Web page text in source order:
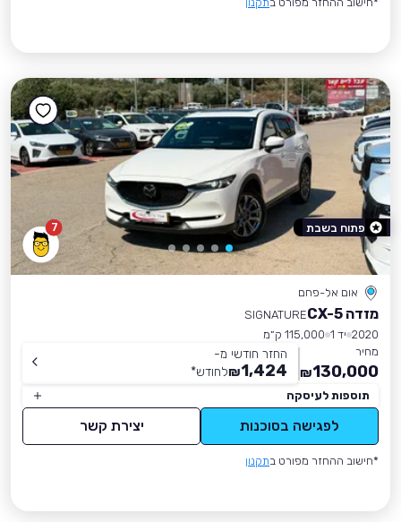
7
אום אל-פחם
מזדה CX-5
SIGNATURE
2020 יד 1
115,000 ק״מ
מחיר
130,000
₪
החזר חודשי מ-
1,424
₪לחודש*
תוספות לעיסקה
לפגישה בסוכנות יצירת קשר
*חישוב ההחזר מפורט בתקנון
פתוח בשבת